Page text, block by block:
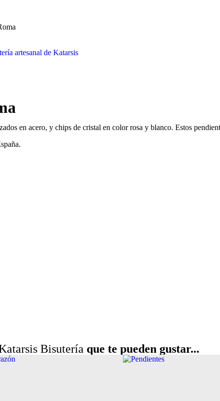
en acero, y chips de cristal en color rosa y blanco. Estos
Bisutería que te pueden gustar...